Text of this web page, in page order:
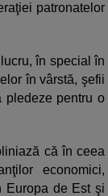
patronatelor
în special în
în vârstă, şefii
pledeze pentru o
că în ceea
economici,
Europa de Est şi